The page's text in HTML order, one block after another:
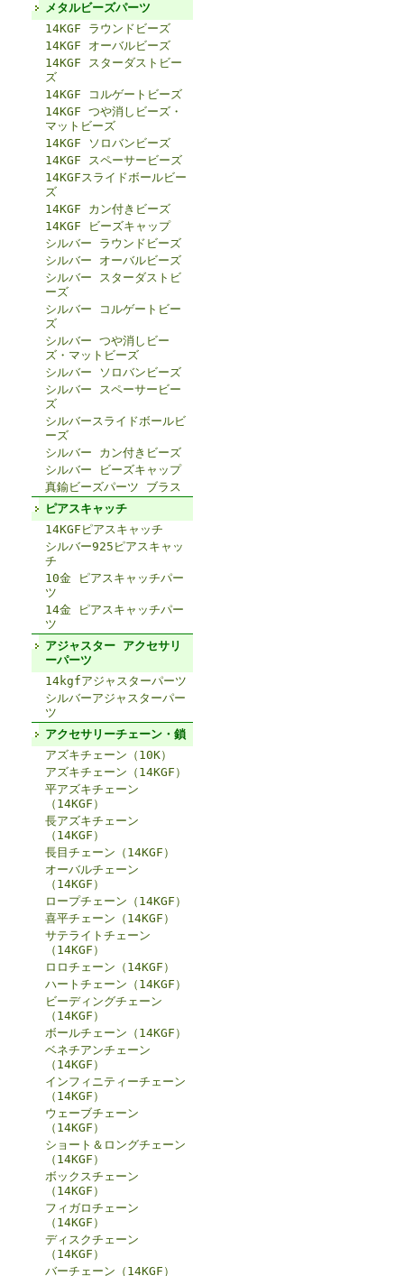
メタルビーズパーツ
14KGF ラウンドビーズ
14KGF オーバルビーズ
14KGF スターダストビー
ズ
14KGF コルゲートビーズ
14KGF つや消しビーズ・
マットビーズ
14KGF ソロバンビーズ
14KGF スペーサービーズ
14KGFスライドボールビー
ズ
14KGF カン付きビーズ
14KGF ビーズキャップ
シルバー ラウンドビーズ
シルバー オーバルビーズ
シルバー スターダストビ
ーズ
シルバー コルゲートビー
ズ
シルバー つや消しビー
ズ・マットビーズ
シルバー ソロバンビーズ
シルバー スペーサービー
ズ
シルバースライドボールビ
ーズ
シルバー カン付きビーズ
シルバー ビーズキャップ
真鍮ビーズパーツ ブラス
ピアスキャッチ
14KGFピアスキャッチ
シルバー925ピアスキャッ
チ
10金 ピアスキャッチパー
ツ
14金 ピアスキャッチパー
ツ
アジャスター アクセサリ
ーパーツ
14kgfアジャスターパーツ
シルバーアジャスターパー
ツ
アクセサリーチェーン・鎖
アズキチェーン（10K）
アズキチェーン（14KGF）
平アズキチェーン
（14KGF）
長アズキチェーン
（14KGF）
長目チェーン（14KGF）
オーバルチェーン
（14KGF）
ロープチェーン（14KGF）
喜平チェーン（14KGF）
サテライトチェーン
（14KGF）
ロロチェーン（14KGF）
ハートチェーン（14KGF）
ビーディングチェーン
（14KGF）
ボールチェーン（14KGF）
ベネチアンチェーン
（14KGF）
インフィニティーチェーン
（14KGF）
ウェーブチェーン
（14KGF）
ショート＆ロングチェーン
（14KGF）
ボックスチェーン
（14KGF）
フィガロチェーン
（14KGF）
ディスクチェーン
（14KGF）
バーチェーン（14KGF）